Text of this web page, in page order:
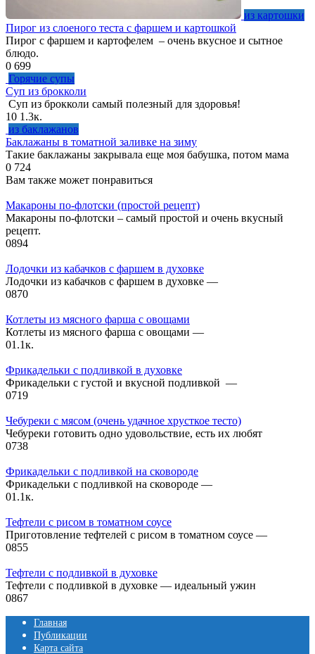
из картошки
Пирог из слоеного теста с фаршем и картошкой
Пирог с фаршем и картофелем – очень вкусное и сытное
блюдо.
0 699
Горячие супы
Суп из брокколи
Суп из брокколи самый полезный для здоровья!
10 1.3к.
из баклажанов
Баклажаны в томатной заливке на зиму
Такие баклажаны закрывала еще моя бабушка, потом мама
0 724
Вам также может понравиться
Макароны по-флотски (простой рецепт)
Макароны по-флотски – самый простой и очень вкусный
рецепт.
0894
Лодочки из кабачков с фаршем в духовке
Лодочки из кабачков с фаршем в духовке —
0870
Котлеты из мясного фарша с овощами
Котлеты из мясного фарша с овощами —
01.1к.
Фрикадельки с подливкой в духовке
Фрикадельки с густой и вкусной подливкой —
0719
Чебуреки с мясом (очень удачное хрусткое тесто)
Чебуреки готовить одно удовольствие, есть их любят
0738
Фрикадельки с подливкой на сковороде
Фрикадельки с подливкой на сковороде —
01.1к.
Тефтели с рисом в томатном соусе
Приготовление тефтелей с рисом в томатном соусе —
0855
Тефтели с подливкой в духовке
Тефтели с подливкой в духовке — идеальный ужин
0867
Главная
Публикации
Карта сайта